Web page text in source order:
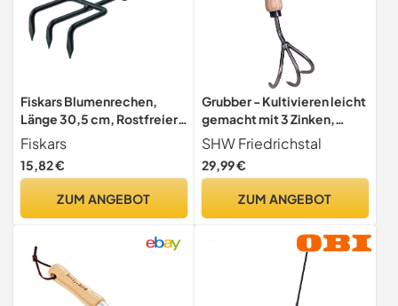
Fiskars Blumenrechen,
Länge 30,5 cm, Rostfreier
Stahlkopf/Kunststoff-
Griff, Schwarz/Orange,
Ergo, 1027019
Fiskars
15,82 €
ZUM ANGEBOT
Grubber - Kultivieren leicht
gemacht mit 3 Zinken,
hochwertigem Karbonstahl
und Holzgriff von SHW-FIRE
SHW Friedrichstal
29,99 €
ZUM ANGEBOT